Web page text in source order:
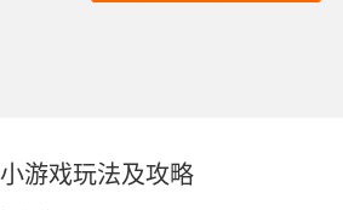
小游戏玩法及攻略